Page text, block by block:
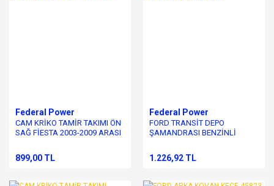
Federal Power
CAM KRİKO TAMİR TAKIMI ÖN
SAĞ FİESTA 2003-2009 ARASI
899,00 TL
Federal Power
FORD TRANSİT DEPO
ŞAMANDRASI BENZİNLİ
1.226,92 TL